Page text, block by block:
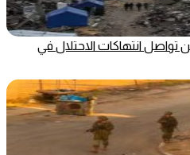
تواصل انتهاكات الاحتلال في